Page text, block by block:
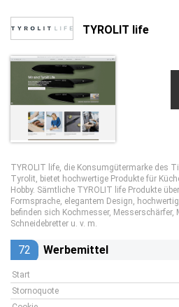
TYROLIT life
TYROLIT life, die Konsumgütermarke des
Tyrolit, bietet hochwertige Produkte für
Hobby. Sämtliche TYROLIT life Produkte
Formsprache, elegantem Design,
befinden sich Kochmesser, Messerschärfer,
Schneidebretter u. v. m.
72 Werbemittel
Start
Stornoquote